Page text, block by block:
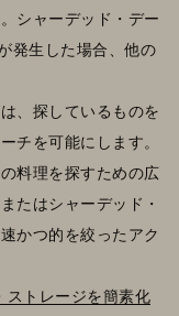
シャーデッド・デー
発生した場合、他の
、探しているものを
チを可能にします。
料理を探すための広
たはシャーデッド・
かつ的を絞ったアク
ストレージを簡素化